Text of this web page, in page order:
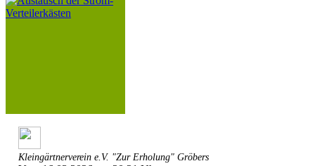
Kleingärtnerverein e.V. "Zur Erholung" Gröbers